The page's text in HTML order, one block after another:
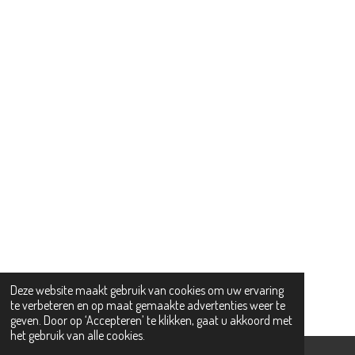
Deze website maakt gebruik van cookies om uw ervaring
te verbeteren en op maat gemaakte advertenties weer te
geven. Door op ‘Accepteren’ te klikken, gaat u akkoord met
het gebruik van alle cookies.